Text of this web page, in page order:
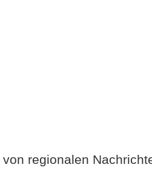
regionalen